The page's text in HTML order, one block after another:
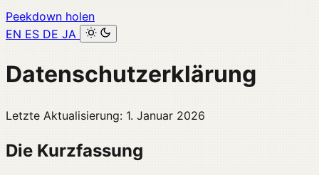
Peekdown holen
EN ES DE JA
Datenschutzerklärung
Letzte Aktualisierung: 1. Januar 2026
Die Kurzfassung